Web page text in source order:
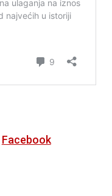
Facebook